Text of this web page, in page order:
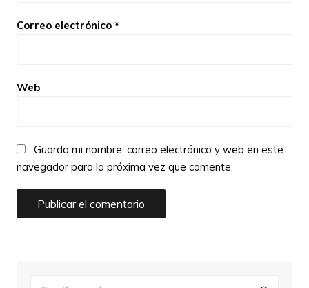
Correo electrónico *
Web
Guarda mi nombre, correo electrónico y web en este
navegador para la próxima vez que comente.